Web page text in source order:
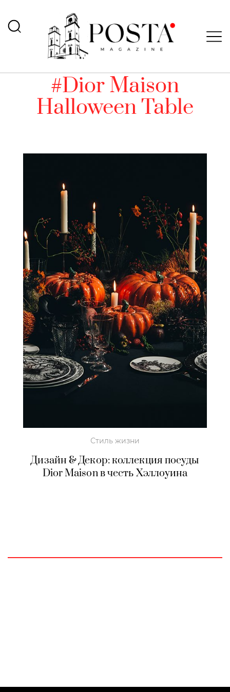
#Dior Maison
Halloween Table
Стиль жизни
Дизайн & Декор: коллекция посуды
Dior Maison в честь Хэллоуина